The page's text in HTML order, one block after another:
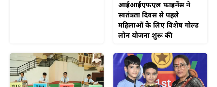
आईआईएफएल फाइनेंस ने
स्वतंत्रता दिवस से पहले
महिलाओं के लिए विशेष गोल्ड
लोन योजना शुरू की